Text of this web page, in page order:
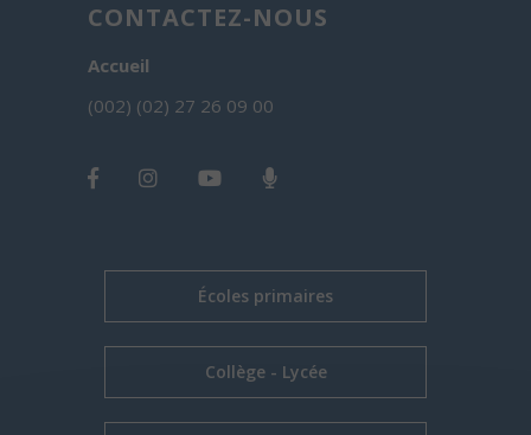
CONTACTEZ-NOUS
Accueil
(002) (02) 27 26 09 00
Écoles primaires
Collège - Lycée